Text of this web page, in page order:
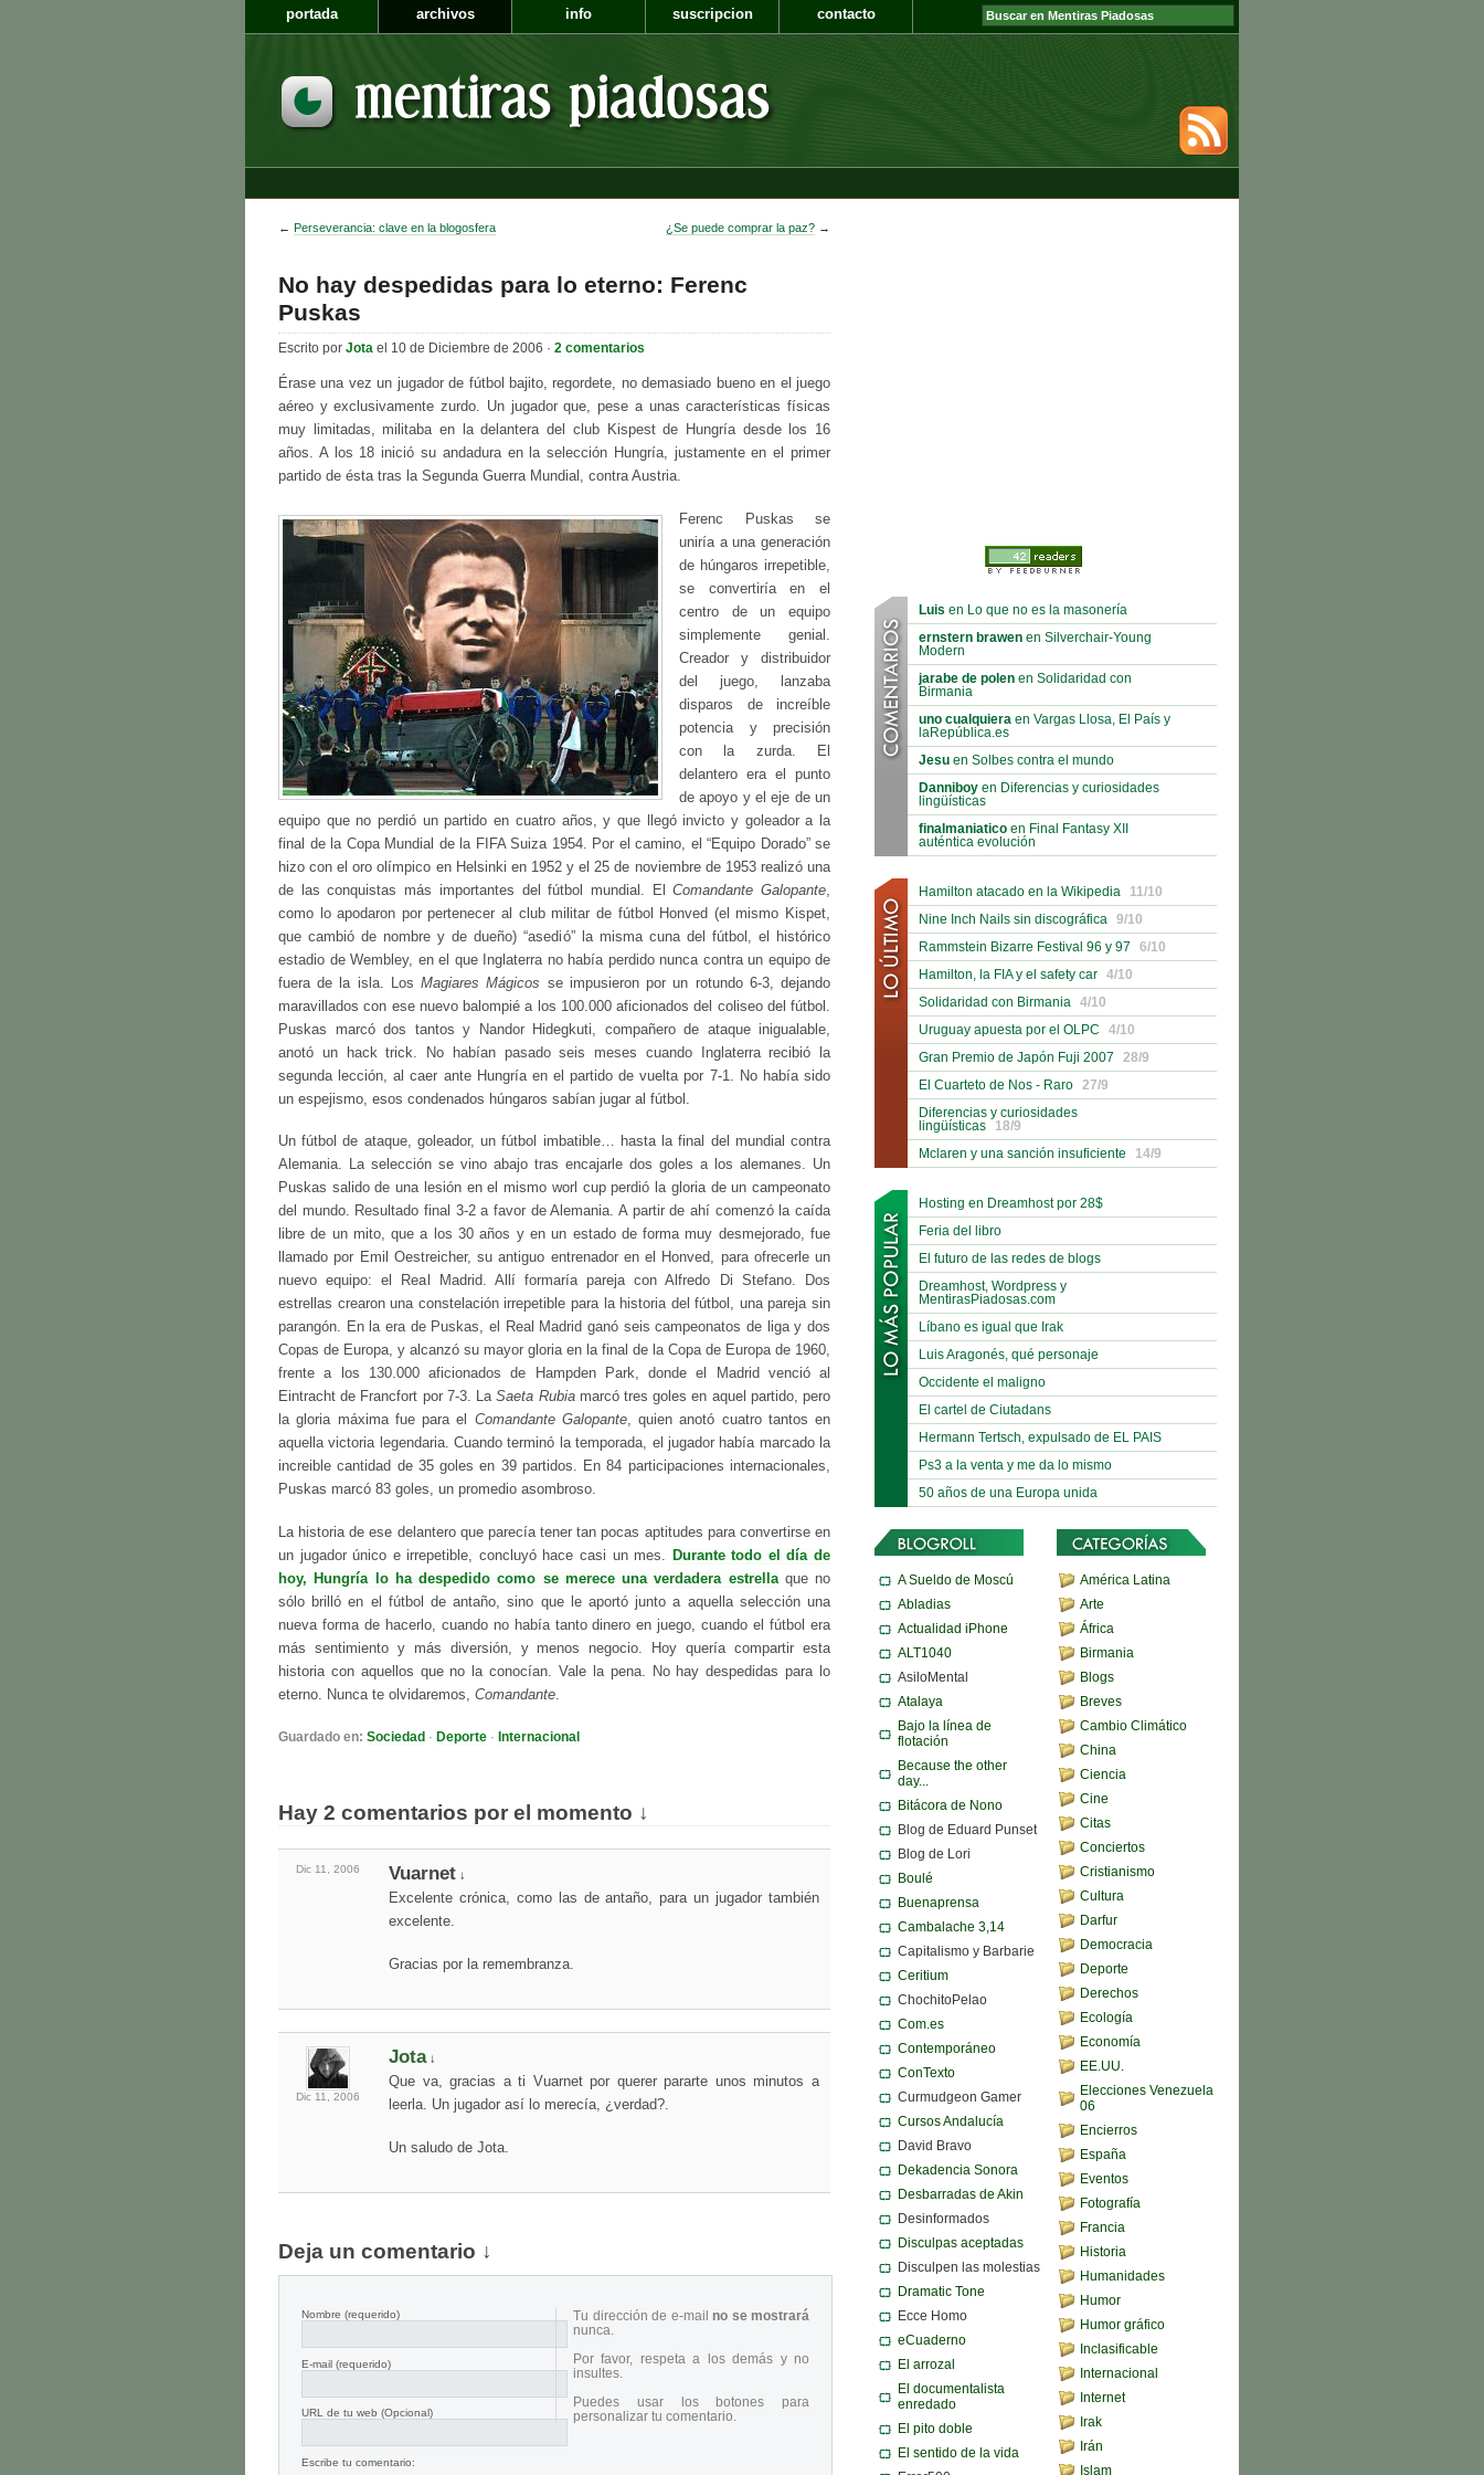
portada archivos info suscripcion contacto
← Perseverancia: clave en la blogosfera ¿Se puede comprar la paz? →
No hay despedidas para lo eterno: Ferenc
Puskas
Escrito por Jota el 10 de Diciembre de 2006 · 2 comentarios
Érase una vez un jugador de fútbol bajito, regordete, no demasiado bueno en el juego
aéreo y exclusivamente zurdo. Un jugador que, pese a unas características físicas
muy limitadas, militaba en la delantera del club Kispest de Hungría desde los 16
años. A los 18 inició su andadura en la selección Hungría, justamente en el primer
partido de ésta tras la Segunda Guerra Mundial, contra Austria.
Ferenc Puskas se
uniría a una generación
de húngaros irrepetible,
se convertiría en el
centro de un equipo
simplemente genial.
Creador y distribuidor
del juego, lanzaba
disparos de increíble
potencia y precisión
con la zurda. El
delantero era el punto
de apoyo y el eje de un
equipo que no perdió un partido en cuatro años, y que llegó invicto y goleador a la
final de la Copa Mundial de la FIFA Suiza 1954. Por el camino, el “Equipo Dorado” se
hizo con el oro olímpico en Helsinki en 1952 y el 25 de noviembre de 1953 realizó una
de las conquistas más importantes del fútbol mundial. ElComandante Galopante
como lo apodaron por pertenecer al club militar de fútbol Honved (el mismo Kispet,
que cambió de nombre y de dueño) “asedió” la misma cuna del fútbol, el histórico
estadio de Wembley, en el que Inglaterra no había perdido nunca contra un equipo de
fuera de la isla. LosMagiares Mágicos se impusieron por un rotundo 6-3, dejando
maravillados con ese nuevo balompié a los 100.000 aficionados del coliseo del fútbol.
Puskas marcó dos tantos y Nandor Hidegkuti, compañero de ataque inigualable,
anotó un hack trick. No habían pasado seis meses cuando Inglaterra recibió la
segunda lección, al caer ante Hungría en el partido de vuelta por 7-1. No había sido
un espejismo, esos condenados húngaros sabían jugar al fútbol.
Un fútbol de ataque, goleador, un fútbol imbatible… hasta la final del mundial contra
Alemania. La selección se vino abajo tras encajarle dos goles a los alemanes. Un
Puskas salido de una lesión en el mismo worl cup perdió la gloria de un campeonato
del mundo. Resultado final 3-2 a favor de Alemania. A partir de ahí comenzó la caída
libre de un mito, que a los 30 años y en un estado de forma muy desmejorado, fue
llamado por Emil Oestreicher, su antiguo entrenador en el Honved, para ofrecerle un
nuevo equipo: el Real Madrid. Allí formaría pareja con Alfredo Di Stefano. Dos
estrellas crearon una constelación irrepetible para la historia del fútbol, una pareja sin
parangón. En la era de Puskas, el Real Madrid ganó seis campeonatos de liga y dos
Copas de Europa, y alcanzó su mayor gloria en la final de la Copa de Europa de 1960,
frente a los 130.000 aficionados de Hampden Park, donde el Madrid venció al
Eintracht de Francfort por 7-3. LaSaeta Rubiamarcó tres goles en aquel partido, pero
la gloria máxima fue para el Comandante Galopante, quien anotó cuatro tantos en
aquella victoria legendaria. Cuando terminó la temporada, el jugador había marcado la
increible cantidad de 35 goles en 39 partidos. En 84 participaciones internacionales,
Puskas marcó 83 goles, un promedio asombroso.
La historia de ese delantero que parecía tener tan pocas aptitudes para convertirse en
un jugador único e irrepetible, concluyó hace casi un mes.
Durante todo el día de
hoy, Hungría lo ha despedido como se merece una verdadera estrellaque no
sólo brilló en el fútbol de antaño, sino que le aportó junto a aquella selección una
nueva forma de hacerlo, cuando no había tanto dinero en juego, cuando el fútbol era
más sentimiento y más diversión, y menos negocio. Hoy quería compartir esta
historia con aquellos que no la conocían. Vale la pena. No hay despedidas para lo
eterno. Nunca te olvidaremos, Comandante.
Guardado en: Sociedad · Deporte · Internacional
Hay 2 comentarios por el momento ↓
Dic 11, 2006 Vuarnet ↓
Excelente crónica, como las de antaño, para un jugador también
excelente.
Gracias por la remembranza.
Dic 11, 2006
Jota↓
Que va, gracias a ti Vuarnet por querer pararte unos minutos a
leerla. Un jugador así lo merecía, ¿verdad?.
Un saludo de Jota.
Deja un comentario ↓
Nombre (requerido)
E-mail (requerido)
URL de tu web (Opcional)
Tu dirección de e-mail no se mostrará
nunca.
Por favor, respeta a los demás y no
insultes.
Puedes usar los botones para
personalizar tu comentario.
Escribe tu comentario:
Luis en Lo que no es la masonería
ernstern brawen en Silverchair-Young
Modern
jarabe de polen en Solidaridad con
Birmania
uno cualquiera en Vargas Llosa, El País y
laRepública.es
Jesu en Solbes contra el mundo
Danniboy en Diferencias y curiosidades
lingüísticas
finalmaniatico en Final Fantasy XII
auténtica evolución
Hamilton atacado en la Wikipedia
11/10
Nine Inch Nails sin discográfica
9/10
Rammstein Bizarre Festival 96 y 97
6/10
Hamilton, la FIA y el safety car
4/10
Solidaridad con Birmania
4/10
Uruguay apuesta por el OLPC
4/10
Gran Premio de Japón Fuji 2007
28/9
El Cuarteto de Nos - Raro
27/9
Diferencias y curiosidades
lingüísticas
18/9
Mclaren y una sanción insuficiente
14/9
Hosting en Dreamhost por 28$
Feria del libro
El futuro de las redes de blogs
Dreamhost, Wordpress y
MentirasPiadosas.com
Líbano es igual que Irak
Luis Aragonés, qué personaje
Occidente el maligno
El cartel de Ciutadans
Hermann Tertsch, expulsado de EL PAIS
Ps3 a la venta y me da lo mismo
50 años de una Europa unida
A Sueldo de Moscú
Abladias
Actualidad iPhone
ALT1040
AsiloMental
Atalaya
Bajo la línea de
flotación
Because the other
day...
Bitácora de Nono
Blog de Eduard Punset
Blog de Lori
Boulé
Buenaprensa
Cambalache 3,14
Capitalismo y Barbarie
Ceritium
ChochitoPelao
Com.es
Contemporáneo
ConTexto
Curmudgeon Gamer
Cursos Andalucía
David Bravo
Dekadencia Sonora
Desbarradas de Akin
Desinformados
Disculpas aceptadas
Disculpen las molestias
Dramatic Tone
Ecce Homo
eCuaderno
El arrozal
El documentalista
enredado
El pito doble
El sentido de la vida
América Latina
Arte
África
Birmania
Blogs
Breves
Cambio Climático
China
Ciencia
Cine
Citas
Conciertos
Cristianismo
Cultura
Darfur
Democracia
Deporte
Derechos
Ecología
Economía
EE.UU.
Elecciones Venezuela
06
Encierros
España
Eventos
Fotografía
Francia
Historia
Humanidades
Humor
Humor gráfico
Inclasificable
Internacional
Internet
Irak
Irán
Islam